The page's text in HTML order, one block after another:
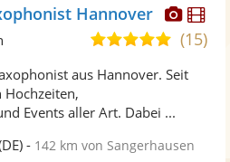
Fotos
Hannover
5,0
5
(15)
aus Hannover. Seit
Hochzeiten,
Events aller Art. Dabei ...
- 142 km von Sangerhausen